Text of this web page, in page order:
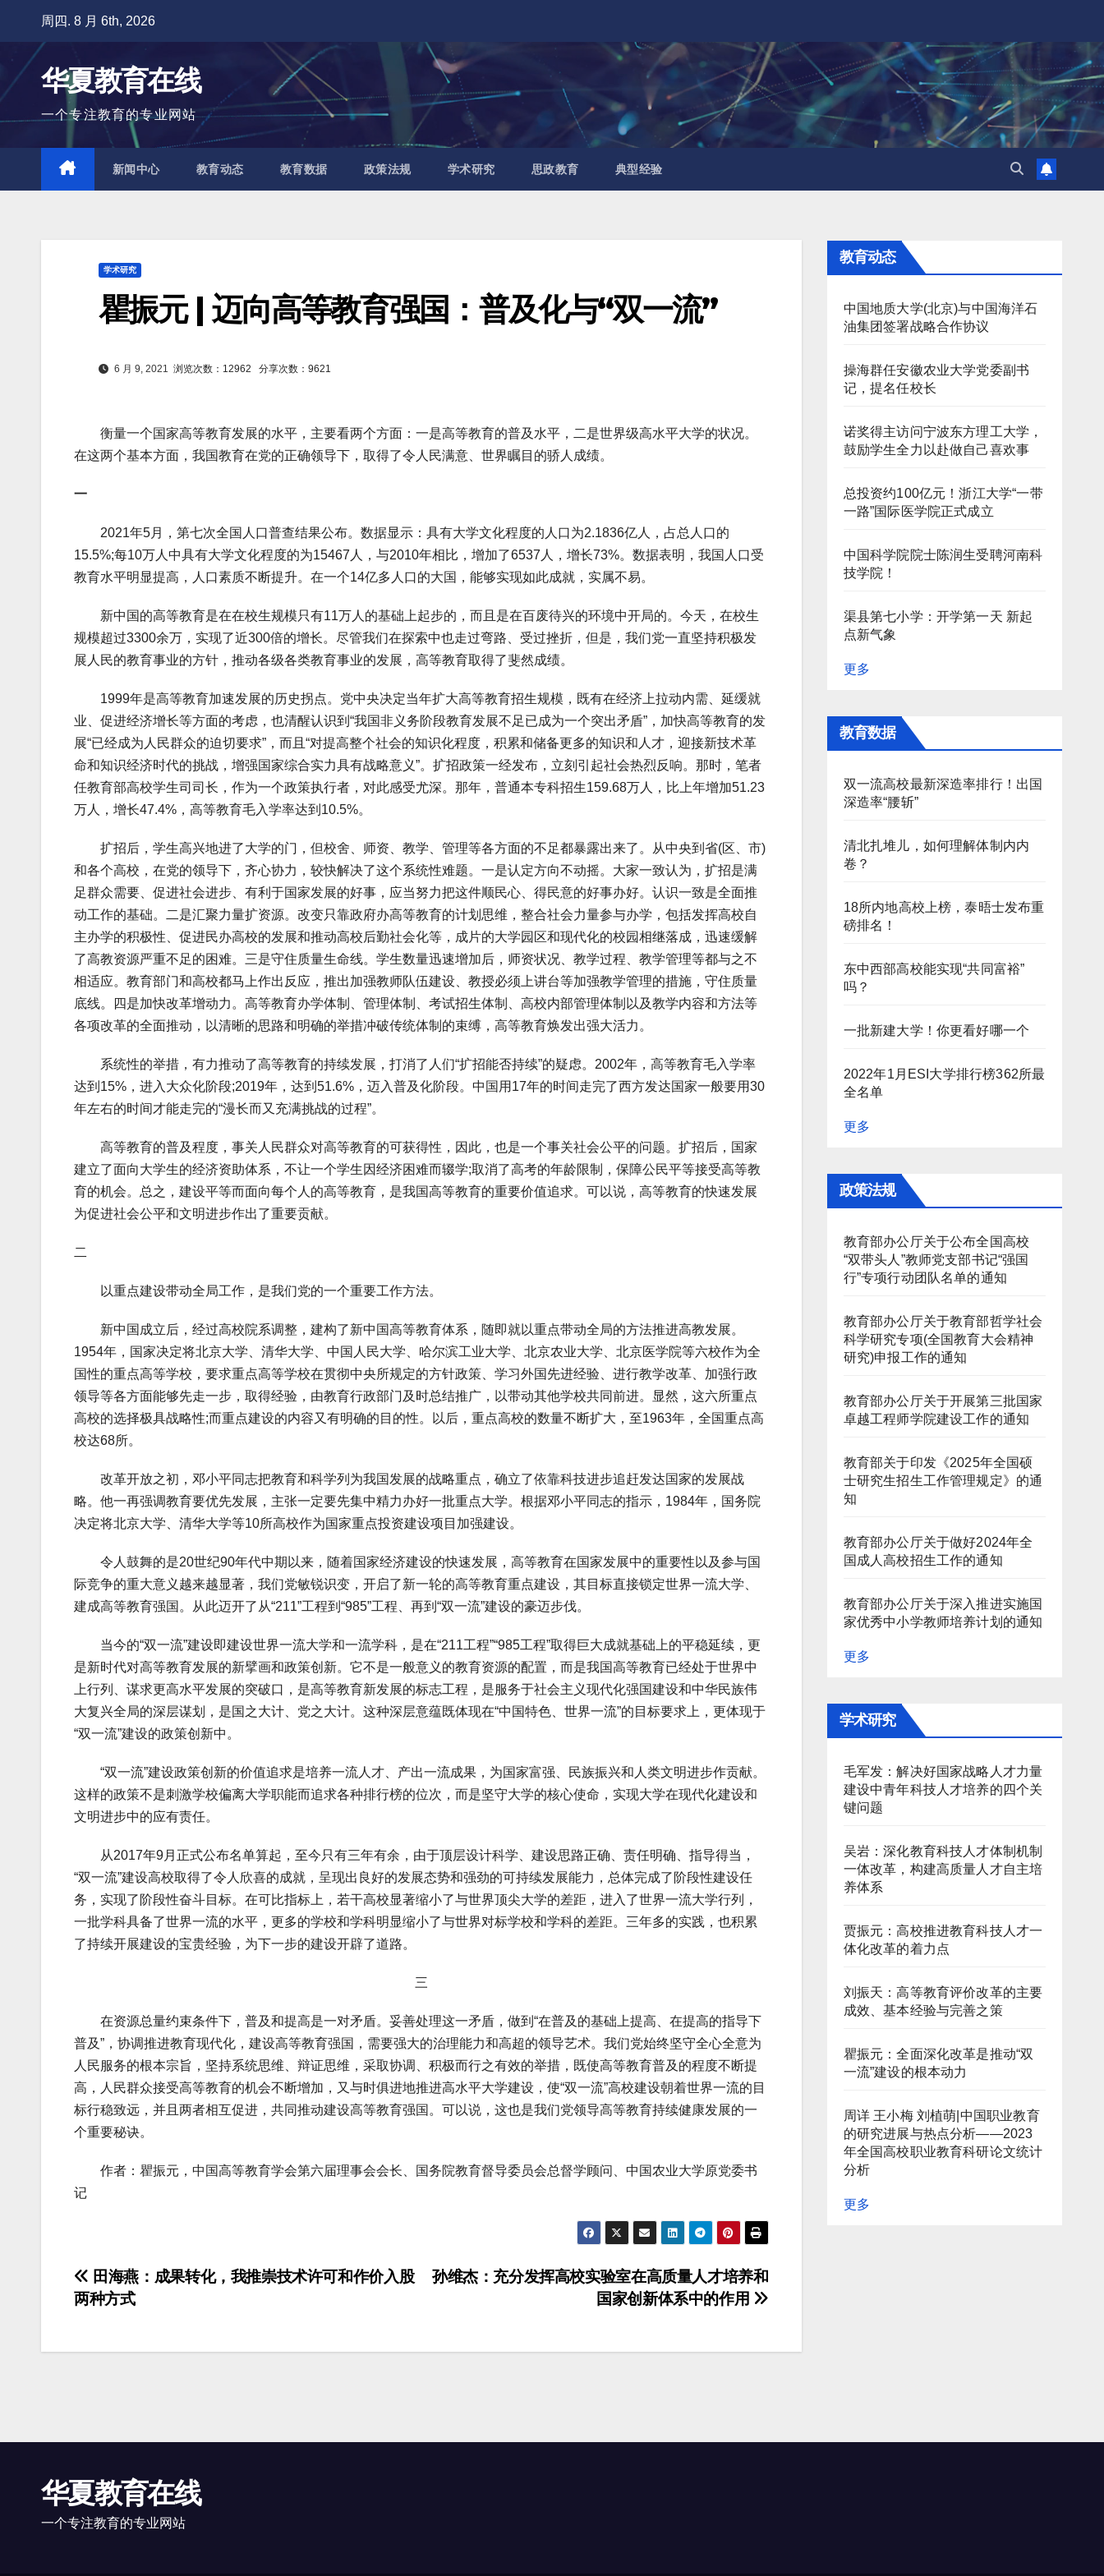
容
周四. 8 月 6th, 2026
华夏教育在线
一个专注教育的专业网站
新闻中心 教育动态 教育数据 政策法规 学术研究 思政教育 典型经验
学术研究
瞿振元 | 迈向高等教育强国：普及化与“双一流”
6 月 9, 2021 浏览次数：12962 分享次数：9621
衡量一个国家高等教育发展的水平，主要看两个方面：一是高等教育的普及水平，二是世界级高水平大学的状况。
在这两个基本方面，我国教育在党的正确领导下，取得了令人民满意、世界瞩目的骄人成绩。
一
2021年5月，第七次全国人口普查结果公布。数据显示：具有大学文化程度的人口为2.1836亿人，占总人口的
15.5%;每10万人中具有大学文化程度的为15467人，与2010年相比，增加了6537人，增长73%。数据表明，我国人口受
教育水平明显提高，人口素质不断提升。在一个14亿多人口的大国，能够实现如此成就，实属不易。
新中国的高等教育是在在校生规模只有11万人的基础上起步的，而且是在百废待兴的环境中开局的。今天，在校生
规模超过3300余万，实现了近300倍的增长。尽管我们在探索中也走过弯路、受过挫折，但是，我们党一直坚持积极发
展人民的教育事业的方针，推动各级各类教育事业的发展，高等教育取得了斐然成绩。
1999年是高等教育加速发展的历史拐点。党中央决定当年扩大高等教育招生规模，既有在经济上拉动内需、延缓就
业、促进经济增长等方面的考虑，也清醒认识到“我国非义务阶段教育发展不足已成为一个突出矛盾”，加快高等教育的发
展“已经成为人民群众的迫切要求”，而且“对提高整个社会的知识化程度，积累和储备更多的知识和人才，迎接新技术革
命和知识经济时代的挑战，增强国家综合实力具有战略意义”。扩招政策一经发布，立刻引起社会热烈反响。那时，笔者
任教育部高校学生司司长，作为一个政策执行者，对此感受尤深。那年，普通本专科招生159.68万人，比上年增加51.23
万人，增长47.4%，高等教育毛入学率达到10.5%。
扩招后，学生高兴地进了大学的门，但校舍、师资、教学、管理等各方面的不足都暴露出来了。从中央到省(区、市)
和各个高校，在党的领导下，齐心协力，较快解决了这个系统性难题。一是认定方向不动摇。大家一致认为，扩招是满
足群众需要、促进社会进步、有利于国家发展的好事，应当努力把这件顺民心、得民意的好事办好。认识一致是全面推
动工作的基础。二是汇聚力量扩资源。改变只靠政府办高等教育的计划思维，整合社会力量参与办学，包括发挥高校自
主办学的积极性、促进民办高校的发展和推动高校后勤社会化等，成片的大学园区和现代化的校园相继落成，迅速缓解
了高教资源严重不足的困难。三是守住质量生命线。学生数量迅速增加后，师资状况、教学过程、教学管理等都与之不
相适应。教育部门和高校都马上作出反应，推出加强教师队伍建设、教授必须上讲台等加强教学管理的措施，守住质量
底线。四是加快改革增动力。高等教育办学体制、管理体制、考试招生体制、高校内部管理体制以及教学内容和方法等
各项改革的全面推动，以清晰的思路和明确的举措冲破传统体制的束缚，高等教育焕发出强大活力。
系统性的举措，有力推动了高等教育的持续发展，打消了人们“扩招能否持续”的疑虑。2002年，高等教育毛入学率
达到15%，进入大众化阶段;2019年，达到51.6%，迈入普及化阶段。中国用17年的时间走完了西方发达国家一般要用30
年左右的时间才能走完的“漫长而又充满挑战的过程”。
高等教育的普及程度，事关人民群众对高等教育的可获得性，因此，也是一个事关社会公平的问题。扩招后，国家
建立了面向大学生的经济资助体系，不让一个学生因经济困难而辍学;取消了高考的年龄限制，保障公民平等接受高等教
育的机会。总之，建设平等而面向每个人的高等教育，是我国高等教育的重要价值追求。可以说，高等教育的快速发展
为促进社会公平和文明进步作出了重要贡献。
二
以重点建设带动全局工作，是我们党的一个重要工作方法。
新中国成立后，经过高校院系调整，建构了新中国高等教育体系，随即就以重点带动全局的方法推进高教发展。
1954年，国家决定将北京大学、清华大学、中国人民大学、哈尔滨工业大学、北京农业大学、北京医学院等六校作为全
国性的重点高等学校，要求重点高等学校在贯彻中央所规定的方针政策、学习外国先进经验、进行教学改革、加强行政
领导等各方面能够先走一步，取得经验，由教育行政部门及时总结推广，以带动其他学校共同前进。显然，这六所重点
高校的选择极具战略性;而重点建设的内容又有明确的目的性。以后，重点高校的数量不断扩大，至1963年，全国重点高
校达68所。
改革开放之初，邓小平同志把教育和科学列为我国发展的战略重点，确立了依靠科技进步追赶发达国家的发展战
略。他一再强调教育要优先发展，主张一定要先集中精力办好一批重点大学。根据邓小平同志的指示，1984年，国务院
决定将北京大学、清华大学等10所高校作为国家重点投资建设项目加强建设。
令人鼓舞的是20世纪90年代中期以来，随着国家经济建设的快速发展，高等教育在国家发展中的重要性以及参与国
际竞争的重大意义越来越显著，我们党敏锐识变，开启了新一轮的高等教育重点建设，其目标直接锁定世界一流大学、
建成高等教育强国。从此迈开了从“211”工程到“985”工程、再到“双一流”建设的豪迈步伐。
当今的“双一流”建设即建设世界一流大学和一流学科，是在“211工程”“985工程”取得巨大成就基础上的平稳延续，更
是新时代对高等教育发展的新擘画和政策创新。它不是一般意义的教育资源的配置，而是我国高等教育已经处于世界中
上行列、谋求更高水平发展的突破口，是高等教育新发展的标志工程，是服务于社会主义现代化强国建设和中华民族伟
大复兴全局的深层谋划，是国之大计、党之大计。这种深层意蕴既体现在“中国特色、世界一流”的目标要求上，更体现于
“双一流”建设的政策创新中。
“双一流”建设政策创新的价值追求是培养一流人才、产出一流成果，为国家富强、民族振兴和人类文明进步作贡献。
这样的政策不是刺激学校偏离大学职能而追求各种排行榜的位次，而是坚守大学的核心使命，实现大学在现代化建设和
文明进步中的应有责任。
从2017年9月正式公布名单算起，至今只有三年有余，由于顶层设计科学、建设思路正确、责任明确、指导得当，
“双一流”建设高校取得了令人欣喜的成就，呈现出良好的发展态势和强劲的可持续发展能力，总体完成了阶段性建设任
务，实现了阶段性奋斗目标。在可比指标上，若干高校显著缩小了与世界顶尖大学的差距，进入了世界一流大学行列，
一批学科具备了世界一流的水平，更多的学校和学科明显缩小了与世界对标学校和学科的差距。三年多的实践，也积累
了持续开展建设的宝贵经验，为下一步的建设开辟了道路。
三
在资源总量约束条件下，普及和提高是一对矛盾。妥善处理这一矛盾，做到“在普及的基础上提高、在提高的指导下
普及”，协调推进教育现代化，建设高等教育强国，需要强大的治理能力和高超的领导艺术。我们党始终坚守全心全意为
人民服务的根本宗旨，坚持系统思维、辩证思维，采取协调、积极而行之有效的举措，既使高等教育普及的程度不断提
高，人民群众接受高等教育的机会不断增加，又与时俱进地推进高水平大学建设，使“双一流”高校建设朝着世界一流的目
标行稳致远，并且两者相互促进，共同推动建设高等教育强国。可以说，这也是我们党领导高等教育持续健康发展的一
个重要秘诀。
作者：瞿振元，中国高等教育学会第六届理事会会长、国务院教育督导委员会总督学顾问、中国农业大学原党委书
记
文
章
导
孙维杰：充分发挥高校实验室在高质量人才培养和
国家创新体系中的作用
田海燕：成果转化，我推崇技术许可和作价入股
两种方式
教育动态
中国地质大学(北京)与中国海洋石
油集团签署战略合作协议
操海群任安徽农业大学党委副书
记，提名任校长
诺奖得主访问宁波东方理工大学，
鼓励学生全力以赴做自己喜欢事
总投资约100亿元！浙江大学“一带
一路”国际医学院正式成立
中国科学院院士陈润生受聘河南科
技学院！
渠县第七小学：开学第一天 新起
点新气象
更多
教育数据
双一流高校最新深造率排行！出国
深造率“腰斩”
清北扎堆儿，如何理解体制内内
卷？
18所内地高校上榜，泰晤士发布重
磅排名！
东中西部高校能实现“共同富裕”
吗？
一批新建大学！你更看好哪一个
2022年1月ESI大学排行榜362所最
全名单
更多
政策法规
教育部办公厅关于公布全国高校
“双带头人”教师党支部书记“强国
行”专项行动团队名单的通知
教育部办公厅关于教育部哲学社会
科学研究专项(全国教育大会精神
研究)申报工作的通知
教育部办公厅关于开展第三批国家
卓越工程师学院建设工作的通知
教育部关于印发《2025年全国硕
士研究生招生工作管理规定》的通
知
教育部办公厅关于做好2024年全
国成人高校招生工作的通知
教育部办公厅关于深入推进实施国
家优秀中小学教师培养计划的通知
更多
学术研究
毛军发：解决好国家战略人才力量
建设中青年科技人才培养的四个关
键问题
吴岩：深化教育科技人才体制机制
一体改革，构建高质量人才自主培
养体系
贾振元：高校推进教育科技人才一
体化改革的着力点
刘振天：高等教育评价改革的主要
成效、基本经验与完善之策
瞿振元：全面深化改革是推动“双
一流”建设的根本动力
周详 王小梅 刘植萌|中国职业教育
的研究进展与热点分析——2023
年全国高校职业教育科研论文统计
分析
更多
华夏教育在线
一个专注教育的专业网站